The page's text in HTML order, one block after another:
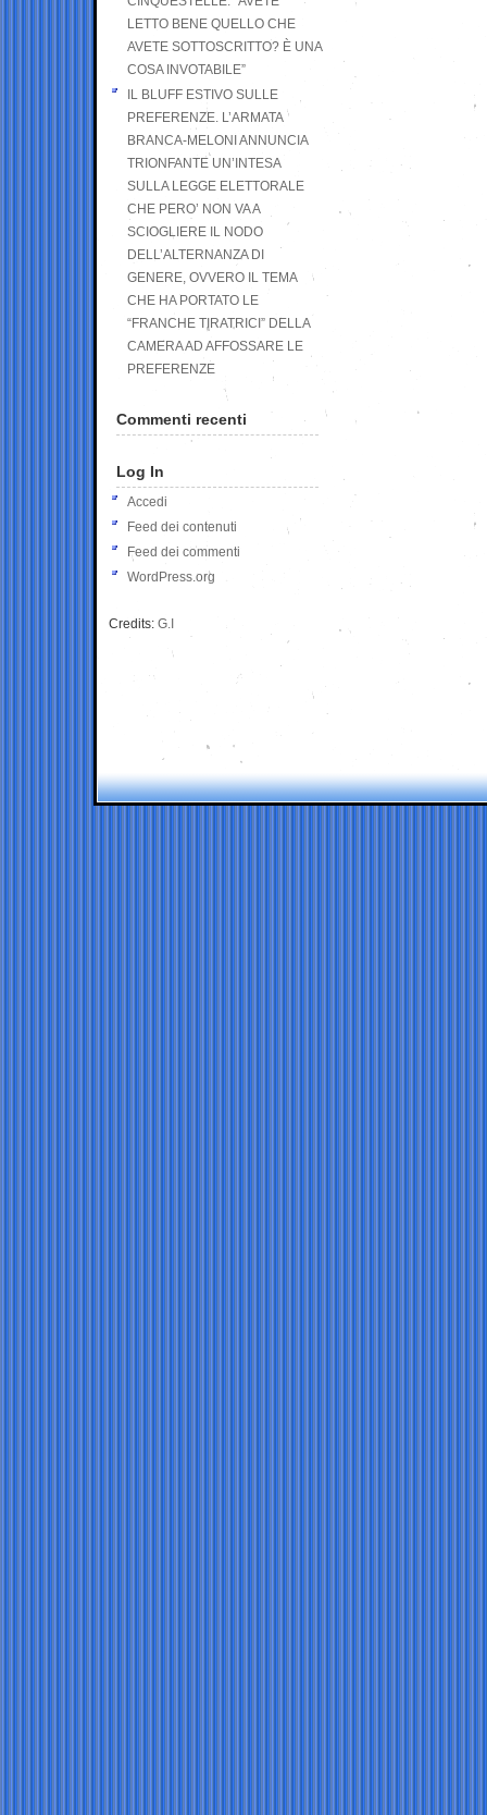
LETTO BENE QUELLO CHE
AVETE SOTTOSCRITTO? È UNA
COSA INVOTABILE”
IL BLUFF ESTIVO SULLE
PREFERENZE. L’ARMATA
BRANCA-MELONI ANNUNCIA
TRIONFANTE UN’INTESA
SULLA LEGGE ELETTORALE
CHE PERO’ NON VA A
SCIOGLIERE IL NODO
DELL’ALTERNANZA DI
GENERE, OVVERO IL TEMA
CHE HA PORTATO LE
“FRANCHE TIRATRICI” DELLA
CAMERA AD AFFOSSARE LE
PREFERENZE
Commenti recenti
Log In
Accedi
Feed dei contenuti
Feed dei commenti
WordPress.org
Credits: G.I